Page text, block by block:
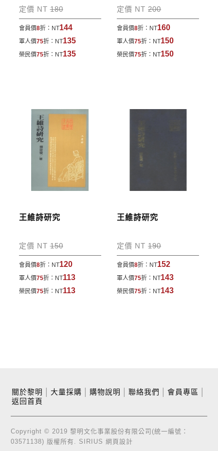
包裹運送，一律免運費；899元以下須自付80元運
費。外文書籍將由專人估價
，訂購後48小時內回覆運
寄送說明:
付款完成後，本公司將於七日內以郵寄方式寄送到您
所指定的地點。
定價 NT180
會員價8折： NT144
軍人價75折： NT135
榮民價75折： NT135
定價 NT200
會員價8折： NT160
軍人價75折： NT150
榮民價75折： NT150
王維詩研究
定價 NT150
會員價8折： NT120
軍人價75折： NT113
榮民價75折： NT113
王維詩研究
定價 NT190
會員價8折： NT152
軍人價75折： NT143
榮民價75折： NT143
關於黎明 大量採購 購物說明 聯絡我們 會員專區
返回首頁
Copyright © 2019 黎明文化事業股份有限公司(統一編號：
03571138) 版權所有. SIRIUS 網頁設計